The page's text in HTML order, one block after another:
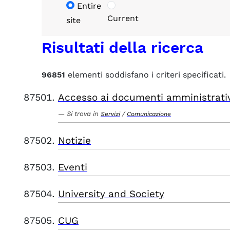
Entire
site
Current
Risultati della ricerca
96851 elementi soddisfano i criteri specificati.
Accesso ai documenti
Si trova in Servizi / Comunicazione
Notizie
Eventi
University and Society
CUG